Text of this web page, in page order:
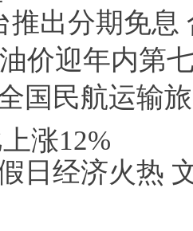
推出分期免
价迎年内第
国民航运输
涨12%
日经济火热